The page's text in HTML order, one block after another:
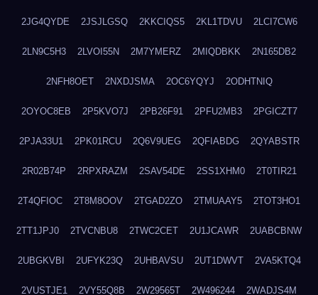
2JG4QYDE 2JSJLGSQ 2KKCIQS5 2KL1TDVU 2LCI7CW6
2LN9C5H3 2LVOI55N 2M7YMERZ 2MIQDBKK 2N165DB2
2NFH8OET 2NXDJSMA 2OC6YQYJ 2ODHTNIQ
2OYOC8EB 2P5KVO7J 2PB26F91 2PFU2MB3 2PGICZT7
2PJA33U1 2PK01RCU 2Q6V9UEG 2QFIABDG 2QYABSTR
2R02B74P 2RPXRAZM 2SAV54DE 2SS1XHM0 2T0TIR21
2T4QFIOC 2T8M8OOV 2TGAD2ZO 2TMUAAY5 2TOT3HO1
2TT1JPJ0 2TVCNBU8 2TWC2CET 2U1JCAWR 2UABCBNW
2UBGKVBI 2UFYK23Q 2UHBAVSU 2UT1DWVT 2VA5KTQ4
2VUSTJE1 2VY55Q8B 2W29565T 2W496244 2WADJS4M